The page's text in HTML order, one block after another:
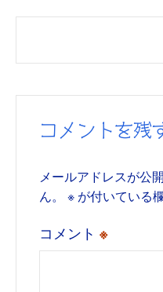
コメントを残
メールアドレスが公
ん。
※ が付いている
コメント ※